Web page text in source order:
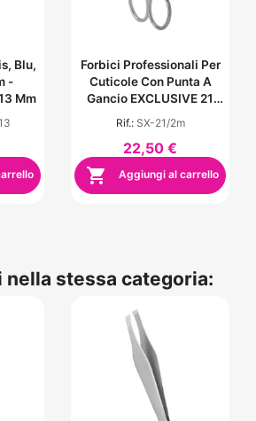
Blu,
-
Mm
Forbici Professionali Per
Cuticole Con Punta A
Gancio EXCLUSIVE 21
Magnolia)
Rif.: SX-21/2m
22,50 €
 Aggiungi al carrello
stessa categoria: